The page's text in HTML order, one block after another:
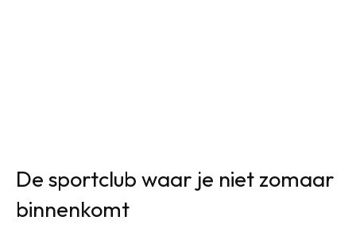
De sportclub waar je niet zomaar
binnenkomt